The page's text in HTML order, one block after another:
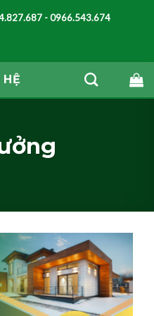
- 0966.543.674
HỆ